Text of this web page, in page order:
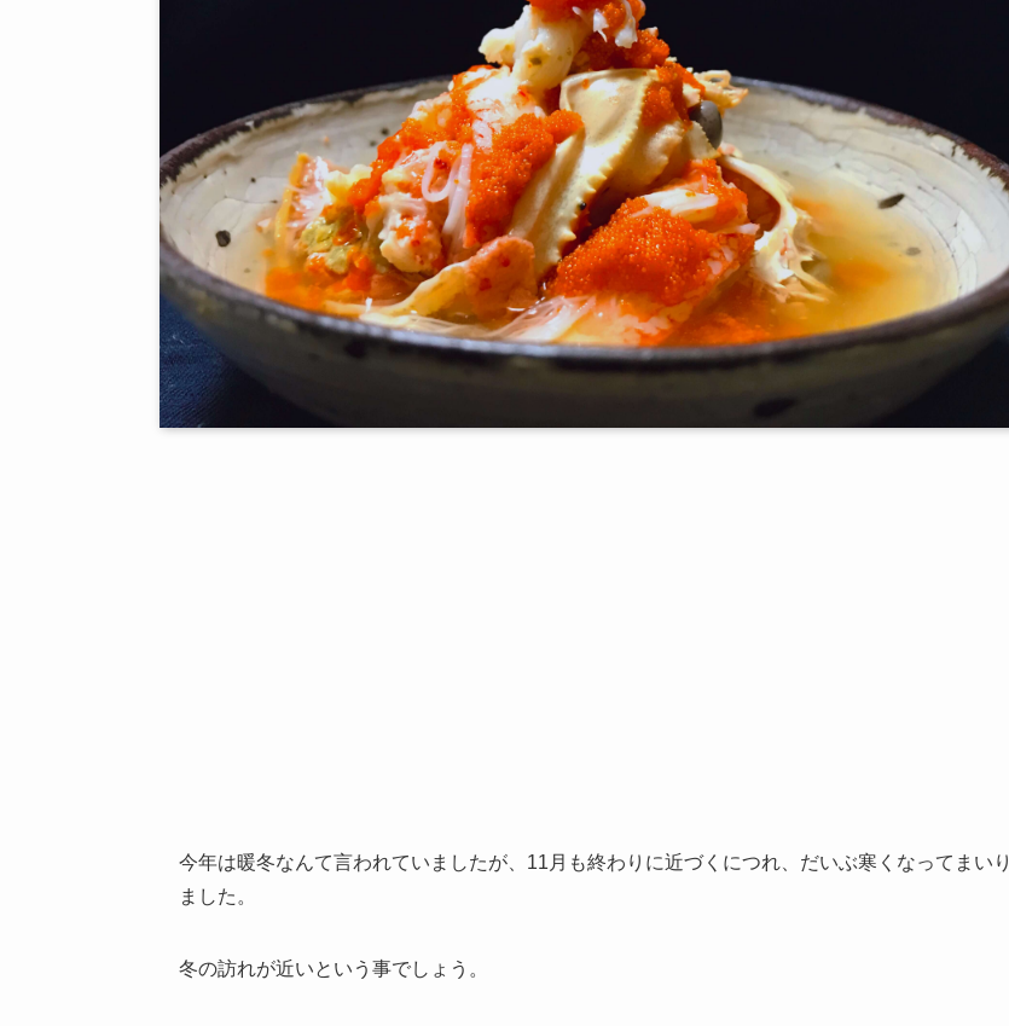
今年は暖冬なんて言われていましたが、11月も終わりに近づくにつれ、だいぶ寒くなってまいり
ました。
冬の訪れが近いという事でしょう。